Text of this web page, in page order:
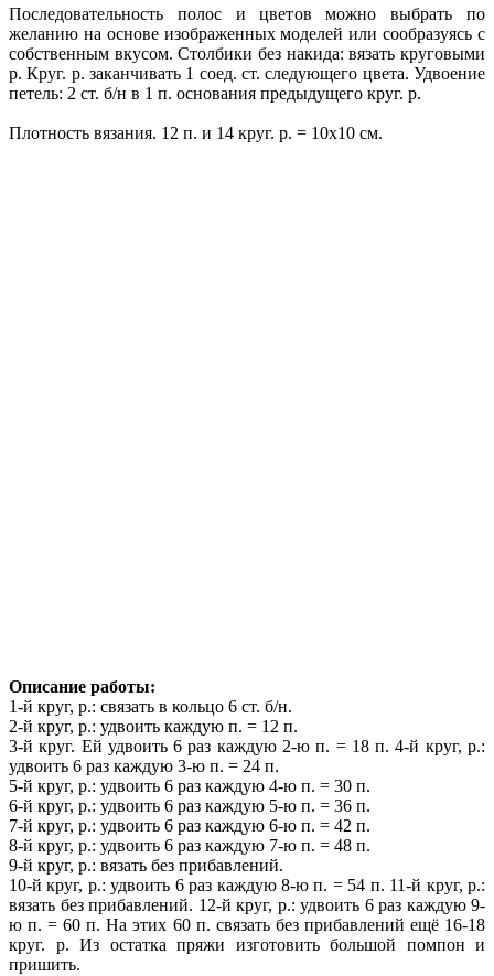
Последовательность полос и цветов можно выбрать по
желанию на основе изображенных моделей или сообразуясь с
собственным вкусом. Столбики без накида: вязать круговыми
р. Круг. р. заканчивать 1 соед. ст. следующего цвета. Удвоение
петель: 2 ст. б/н в 1 п. основания предыдущего круг. р.
Плотность вязания. 12 п. и 14 круг. р. = 10x10 см.
Описание работы:
1-й круг, р.: связать в кольцо 6 ст. б/н.
2-й круг, р.: удвоить каждую п. = 12 п.
3-й круг. Ей удвоить 6 раз каждую 2-ю п. = 18 п. 4-й круг, р.:
удвоить 6 раз каждую 3-ю п. = 24 п.
5-й круг, р.: удвоить 6 раз каждую 4-ю п. = 30 п.
6-й круг, р.: удвоить 6 раз каждую 5-ю п. = 36 п.
7-й круг, р.: удвоить 6 раз каждую 6-ю п. = 42 п.
8-й круг, р.: удвоить 6 раз каждую 7-ю п. = 48 п.
9-й круг, р.: вязать без прибавлений.
10-й круг, р.: удвоить 6 раз каждую 8-ю п. = 54 п. 11-й круг, р.:
вязать без прибавлений. 12-й круг, р.: удвоить 6 раз каждую 9-
ю п. = 60 п. На этих 60 п. связать без прибавлений ещё 16-18
круг. р. Из остатка пряжи изготовить большой помпон и
пришить.